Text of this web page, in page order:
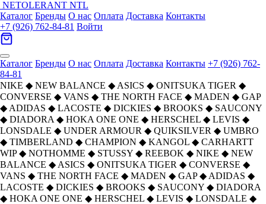
NETOLERANT NTL
Каталог Бренды О нас Оплата Доставка Контакты
+7 (926) 762-84-81 Войти
Каталог Бренды О нас Оплата Доставка Контакты +7 (926) 762-
84-81
NIKE ◆ NEW BALANCE ◆ ASICS ◆ ONITSUKA TIGER ◆
CONVERSE ◆ VANS ◆ THE NORTH FACE ◆ MADEN ◆ GAP
◆ ADIDAS ◆ LACOSTE ◆ DICKIES ◆ BROOKS ◆ SAUCONY
◆ DIADORA ◆ HOKA ONE ONE ◆ HERSCHEL ◆ LEVIS ◆
LONSDALE ◆ UNDER ARMOUR ◆ QUIKSILVER ◆ UMBRO
◆ TIMBERLAND ◆ CHAMPION ◆ KANGOL ◆ CARHARTT
WIP ◆ NOTHOMME ◆ STUSSY ◆ REEBOK ◆ NIKE ◆ NEW
BALANCE ◆ ASICS ◆ ONITSUKA TIGER ◆ CONVERSE ◆
VANS ◆ THE NORTH FACE ◆ MADEN ◆ GAP ◆ ADIDAS ◆
LACOSTE ◆ DICKIES ◆ BROOKS ◆ SAUCONY ◆ DIADORA
◆ HOKA ONE ONE ◆ HERSCHEL ◆ LEVIS ◆ LONSDALE ◆